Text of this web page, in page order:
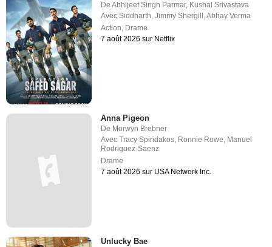
DeAbhijeet Singh Parmar, Kushal Srivastava
AvecSiddharth,Jimmy Shergill ,Abhay Verma
Action, Drame
7 août 2026 sur Netflix
Anna Pigeon
De Morwyn Brebner
AvecTracy Spiridakos Ronnie Rowe Manuel
Rodriguez-Saenz
Drame
7 août 2026 sur USA Network Inc.
Unlucky Bae